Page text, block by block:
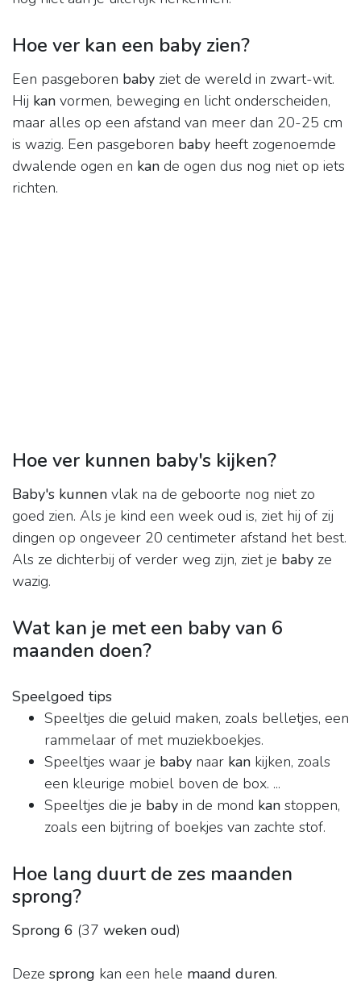
Hoe ver kan een baby zien?
Een pasgeboren baby ziet de wereld in zwart-wit.
Hij kan vormen, beweging en licht onderscheiden,
maar alles op een afstand van meer dan 20-25 cm
is wazig. Een pasgeboren baby heeft zogenoemde
dwalende ogen en kan de ogen dus nog niet op iets
richten.
Hoe ver kunnen baby's kijken?
Baby's kunnen vlak na de geboorte nog niet zo
goed zien. Als je kind een week oud is, ziet hij of zij
dingen op ongeveer 20 centimeter afstand het best.
Als ze dichterbij of verder weg zijn, ziet je baby ze
wazig.
Wat kan je met een baby van 6
maanden doen?
Speelgoed tips
Speeltjes die geluid maken, zoals belletjes, een
rammelaar of met muziekboekjes.
Speeltjes waar je baby naar kan kijken, zoals
een kleurige mobiel boven de box. ...
Speeltjes die je baby in de mond kan stoppen,
zoals een bijtring of boekjes van zachte stof.
Hoe lang duurt de zes maanden
sprong?
Sprong 6 (37 weken oud)
Deze sprong kan een hele maand duren.